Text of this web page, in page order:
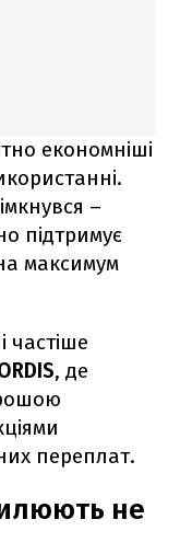
економніші
–
підтримує
максимум
частіше
, де
переплат.
не